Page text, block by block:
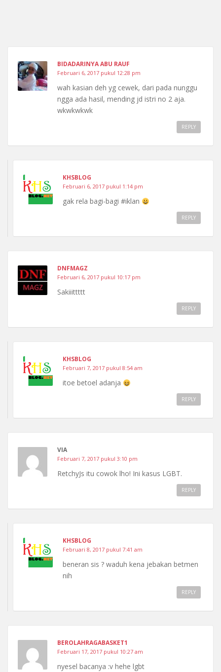
BIDADARINYA ABU RAUF
Februari 6, 2017 pukul 12:28 pm
wah kasian deh yg cewek, dari pada nunggu
ngga ada hasil, mending jd istri no 2 aja.
wkwkwkwk
REPLY
KHSBLOG
Februari 6, 2017 pukul 1:14 pm
gak rela bagi-bagi #iklan
REPLY
DNFMAGZ
Februari 6, 2017 pukul 10:17 pm
Sakiiittttt
REPLY
KHSBLOG
Februari 7, 2017 pukul 8:54 am
itoe betoel adanja
REPLY
VIA
Februari 7, 2017 pukul 3:10 pm
RetchyJs itu cowok lho! Ini kasus LGBT.
REPLY
KHSBLOG
Februari 8, 2017 pukul 7:41 am
beneran sis ? waduh kena jebakan betmen
nih
REPLY
BEROLAHRAGABASKET1
Februari 17, 2017 pukul 10:27 am
nyesel bacanya :v hehe lgbt